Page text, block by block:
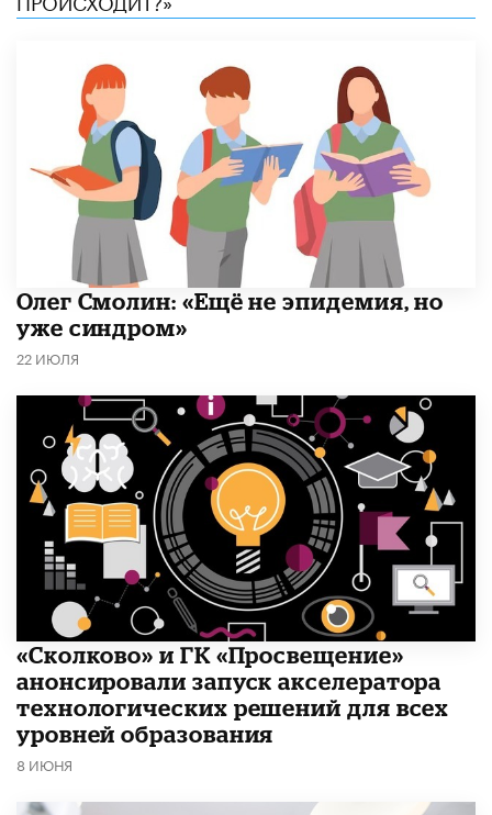
​Олег Смолин: «Ещё не эпидемия, но
уже синдром»
22 ИЮЛЯ
«Сколково» и ГК «Просвещение»
анонсировали запуск акселератора
технологических решений для всех
уровней образования
8 ИЮНЯ